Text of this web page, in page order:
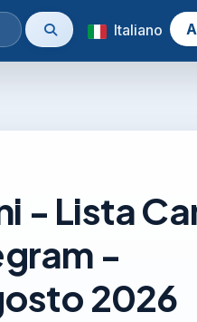
Italiano
- Lista
-
2026